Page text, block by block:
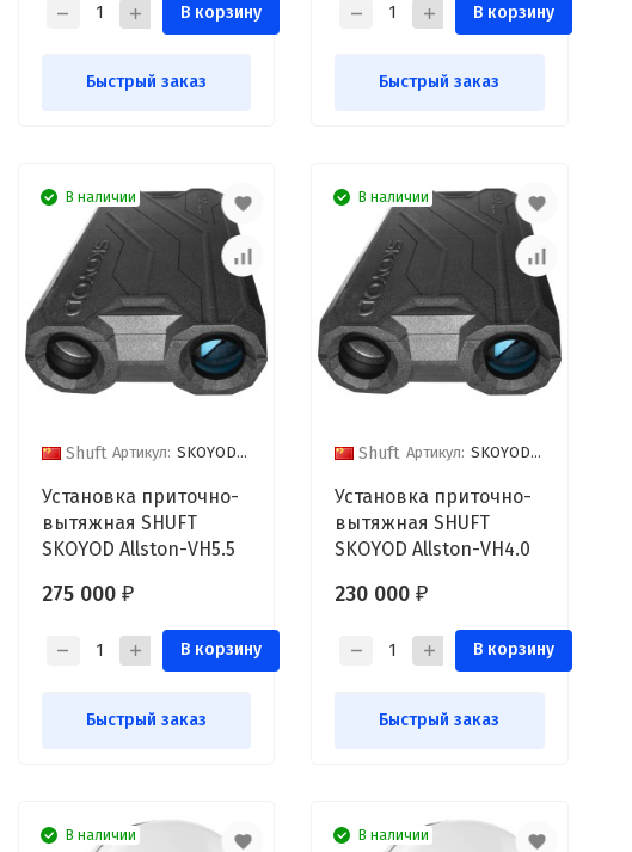
В корзину
Быстрый заказ
В корзину
Быстрый заказ
В наличии
Shuft Артикул: SKOYOD Allston-VH5.5
Установка приточно-
вытяжная SHUFT
SKOYOD Allston-VH5.5
275 000 ₽
В корзину
Быстрый заказ
В наличии
Shuft Артикул: SKOYOD Allston-VH4.0
Установка приточно-
вытяжная SHUFT
SKOYOD Allston-VH4.0
230 000 ₽
В корзину
Быстрый заказ
В наличии В наличии